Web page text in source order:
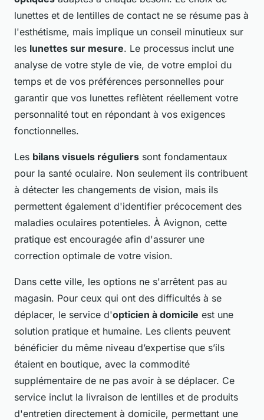
lunettes et de lentilles de contact ne se résume pas à
l'esthétisme, mais implique un conseil minutieux sur
les lunettes sur mesure. Le processus inclut une
analyse de votre style de vie, de votre emploi du
temps et de vos préférences personnelles pour
garantir que vos lunettes reflètent réellement votre
personnalité tout en répondant à vos exigences
fonctionnelles.
Les bilans visuels réguliers sont fondamentaux
pour la santé oculaire. Non seulement ils contribuent
à détecter les changements de vision, mais ils
permettent également d'identifier précocement des
maladies oculaires potentieles. À Avignon, cette
pratique est encouragée afin d'assurer une
correction optimale de votre vision.
Dans cette ville, les options ne s'arrêtent pas au
magasin. Pour ceux qui ont des difficultés à se
déplacer, le service d'opticien à domicile est une
solution pratique et humaine. Les clients peuvent
bénéficier du même niveau d’expertise que s’ils
étaient en boutique, avec la commodité
supplémentaire de ne pas avoir à se déplacer. Ce
service inclut la livraison de lentilles et de produits
d'entretien directement à domicile, permettant une